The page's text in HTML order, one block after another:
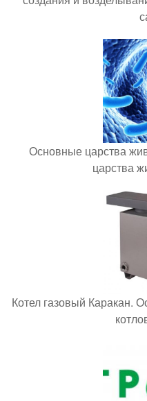
Основные царства
царства
Котел газовый Каракан.